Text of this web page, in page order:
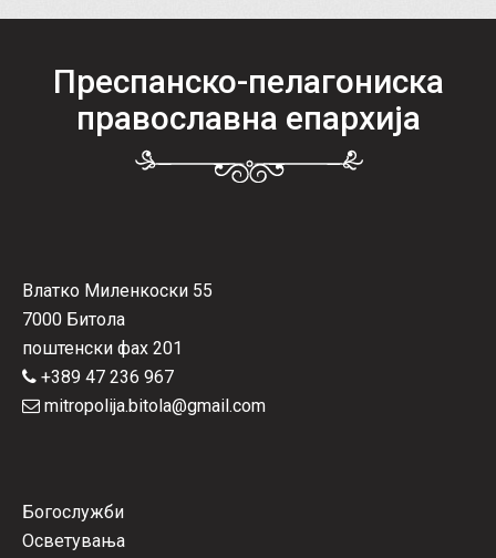
Преспанско-пелагониска
православна епархија
Влатко Миленкоски 55
7000 Битола
поштенски фах 201
+389 47 236 967
mitropolija.bitola@gmail.com
Богослужби
Осветувања